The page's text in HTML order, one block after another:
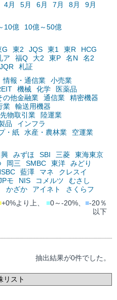
4月 5月 6月 7月 8月
9月
10億
10億～50億
G 東2 JQS 東1 東R
HCG
ア 福Q 大2 東P 名N
名2
JQR
札証
情報・通信業
小売業
機械 化学
医薬品
の他金融業 通信業
精密機器
業
輸送用機器
物取引業
陸運業
品
インフラ
・紙 水産・農林業
空運業
興 みずほ SBI 三菱
東海東京
岡三 SMBC 東洋
みどり
藍澤 マネ
クレスイ
モ NIS コメルツ
むさし
かざか アイネト
さくらフ
+0%より上、 ■0～-20%、 ■-20％
以下
抽出結果が0件でした。
リスト